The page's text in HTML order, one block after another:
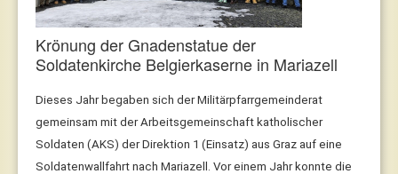
Krönung der Gnadenstatue der
Soldatenkirche Belgierkaserne in Mariazell
Dieses Jahr begaben sich der Militärpfarrgemeinderat
gemeinsam mit der Arbeitsgemeinschaft katholischer
Soldaten (AKS) der Direktion 1 (Einsatz) aus Graz auf eine
Soldatenwallfahrt nach Mariazell. Vor einem Jahr konnte die